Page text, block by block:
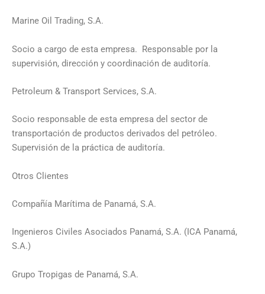
Marine Oil Trading, S.A.
Socio a cargo de esta empresa. Responsable por la
supervisión, dirección y coordinación de auditoría.
Petroleum & Transport Services, S.A.
Socio responsable de esta empresa del sector de
transportación de productos derivados del petróleo.
Supervisión de la práctica de auditoría.
Otros Clientes
Compañía Marítima de Panamá, S.A.
Ingenieros Civiles Asociados Panamá, S.A. (ICA Panamá,
S.A.)
Grupo Tropigas de Panamá, S.A.